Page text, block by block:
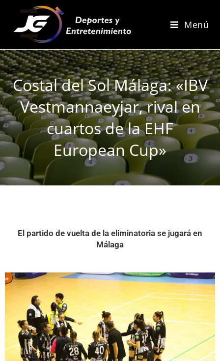
Menú
Costal del Sol Málaga: «IBV
Vestmannaeyjar, rival en
cuartos de la EHF
European Cup»
El partido de vuelta de la eliminatoria se jugará en
Málaga